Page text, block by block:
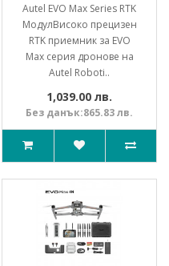
Autel EVO Max Series RTK
Модул Високо прецизен
RTK приемник за EVO
Max серия дронове на
Autel Roboti..
1,039.00 лв.
Без данък:865.83 лв.